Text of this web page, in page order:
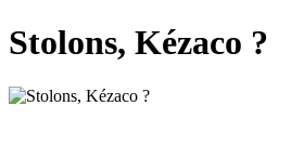
Stolons, Kézaco ?